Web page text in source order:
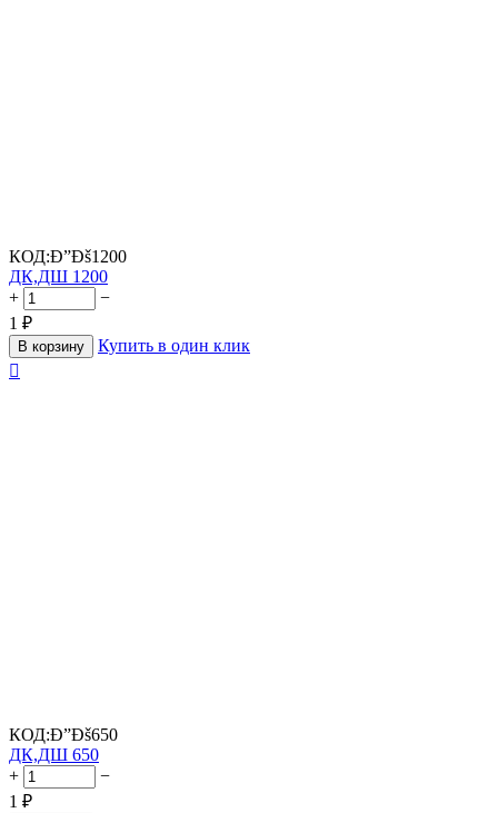
КОД:Ð”Ðš1200
ДК,ДШ 1200
+
−
1 ₽
В корзину
Купить в один клик

КОД:Ð”Ðš650
ДК,ДШ 650
+
−
1 ₽